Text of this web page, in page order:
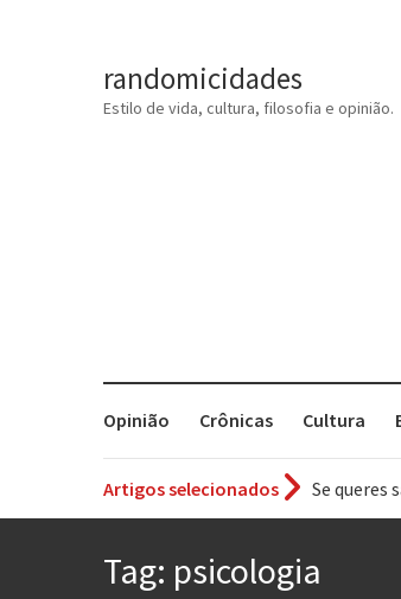
randomicidades
Estilo de vida, cultura, filosofia e opinião.
Opinião Crônicas Cultura
Artigos selecionados
Tem que
Aprender a
Tag: psicologia